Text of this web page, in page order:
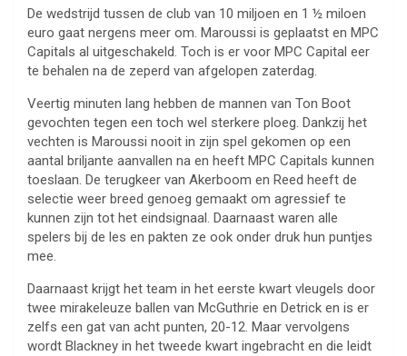
De wedstrijd tussen de club van 10 miljoen en 1 ½ miloen
euro gaat nergens meer om. Maroussi is geplaatst en MPC
Capitals al uitgeschakeld. Toch is er voor MPC Capital eer
te behalen na de zeperd van afgelopen zaterdag.
Veertig minuten lang hebben de mannen van Ton Boot
gevochten tegen een toch wel sterkere ploeg. Dankzij het
vechten is Maroussi nooit in zijn spel gekomen op een
aantal briljante aanvallen na en heeft MPC Capitals kunnen
toeslaan. De terugkeer van Akerboom en Reed heeft de
selectie weer breed genoeg gemaakt om agressief te
kunnen zijn tot het eindsignaal. Daarnaast waren alle
spelers bij de les en pakten ze ook onder druk hun puntjes
mee.
Daarnaast krijgt het team in het eerste kwart vleugels door
twee mirakeleuze ballen van McGuthrie en Detrick en is er
zelfs een gat van acht punten, 20-12. Maar vervolgens
wordt Blackney in het tweede kwart ingebracht en die leidt